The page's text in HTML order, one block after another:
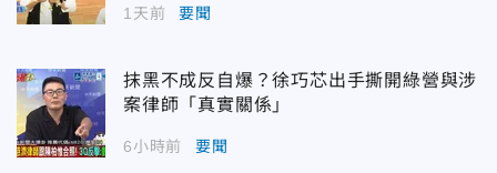
1天前 要聞
抹黑不成反自爆？徐巧芯出手撕開綠營與涉
案律師「真實關係」
6小時前 要聞